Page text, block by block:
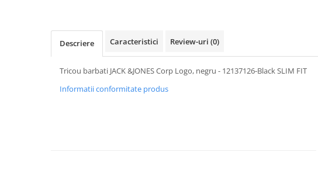
Descriere Caracteristici Review-uri (0)
Tricou barbati JACK &JONES Corp Logo, negru - 12137126-Black SLIM FIT
Informatii conformitate produs